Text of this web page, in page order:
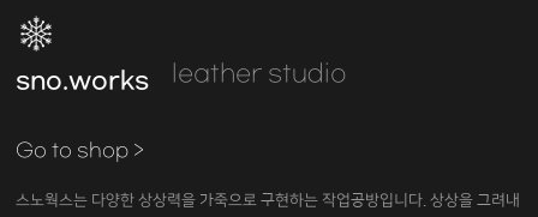
sno.works leather studio
Go to shop >
스노웍스는 다양한 상상력을 가죽으로 구현하는 작업공방입니다. 상상을 그려내